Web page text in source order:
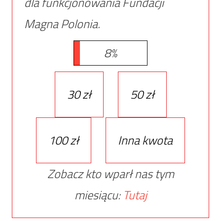
Magna Polonia.
8%
30 zł 50 zł
100 zł
Inna kwota
Zobacz kto wparł nas tym
miesiącu: Tutaj